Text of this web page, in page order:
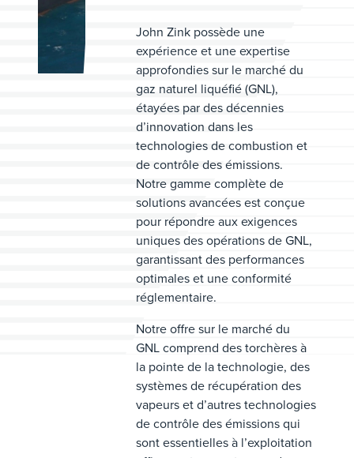
John Zink possède une
expérience et une expertise
approfondies sur le marché du
gaz naturel liquéfié (GNL),
étayées par des décennies
d’innovation dans les
technologies de combustion et
de contrôle des émissions.
Notre gamme complète de
solutions avancées est conçue
pour répondre aux exigences
uniques des opérations de GNL,
garantissant des performances
optimales et une conformité
réglementaire.
Notre offre sur le marché du
GNL comprend des torchères à
la pointe de la technologie, des
systèmes de récupération des
vapeurs et d’autres technologies
de contrôle des émissions qui
sont essentielles à l’exploitation